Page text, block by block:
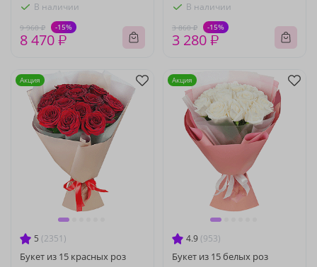
В наличии
9 960 ₽ -15%
8 470 ₽
В наличии
3 860 ₽ -15%
3 280 ₽
5 (2351)
Букет из 15 красных роз
Акция
4.9 (953)
Букет из 15 белых роз
Акция